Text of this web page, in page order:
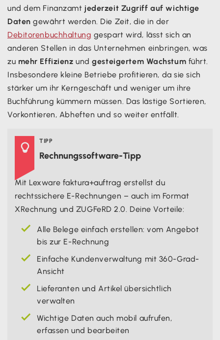
und dem Finanzamt jederzeit Zugriff auf wichtige
Daten gewährt werden. Die Zeit, die in der
Debitorenbuchhaltung gespart wird, lässt sich an
anderen Stellen in das Unternehmen einbringen, was
zu mehr Effizienz undgesteigertem Wachstum führt.
Insbesondere kleine Betriebe profitieren, da sie sich
stärker um ihr Kerngeschäft und weniger um ihre
Buchführung kümmern müssen. Das lästige Sortieren,
Vorkontieren, Abheften und so weiter entfällt.
 TIPP
Rechnungssoftware-Tipp
Mit Lexware faktura+auftrag erstellst du
rechtssichere E-Rechnungen – auch im Format
XRechnung und ZUGFeRD 2.0. Deine Vorteile:
Alle Belege einfach erstellen: vom Angebot
bis zur E-Rechnung
Einfache Kundenverwaltung mit 360-Grad-
Ansicht
Lieferanten und Artikel übersichtlich
verwalten
Wichtige Daten auch mobil aufrufen,
erfassen und bearbeiten